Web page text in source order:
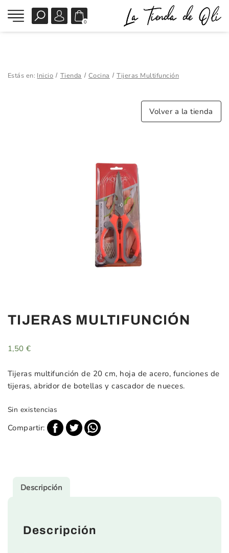
0
Estás en: Inicio Tienda Cocina Tijeras Multifunción
Volver a la tienda
TIJERAS MULTIFUNCIÓN
1,50€
Tijeras multifunción de 20 cm, hoja de acero, funciones de
tijeras, abridor de botellas y cascador de nueces.
Sin existencias
Compartir:
Descripción
Descripción